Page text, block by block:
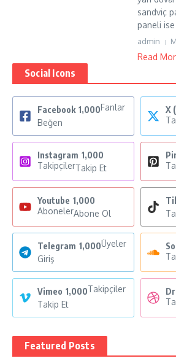
sandviç
paneli ise
admin
Read
Social Icons
Facebook 1,000Fanlar
Beğen
X
Instagram 1,000
TakipçilerTakip Et
Youtube 1,000
AbonelerAbone Ol
Telegram 1,000Üyeler
Giriş
Vimeo 1,000Takipçiler
Takip Et
Featured Posts